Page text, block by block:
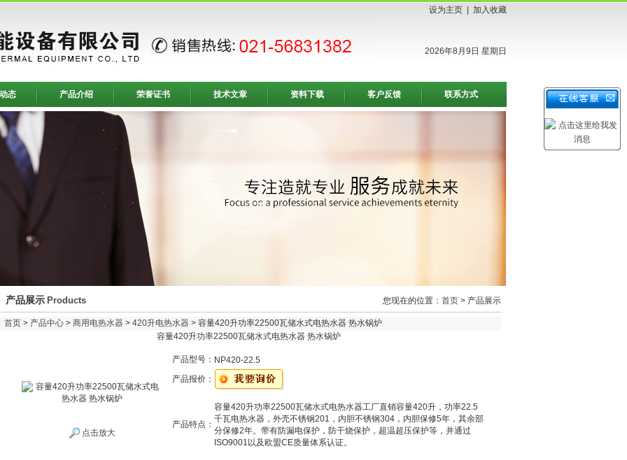
设为主页 加入收藏
2026年8月9日 星期日
态 产品介绍 荣誉证书 技术文章 资料下载 客户反馈 联系方式
产品展示 Products 您现在的位置： 首页 > 产品展示
首页 > 产品中心 > 商用电热水器 > 420升电热水器 > 容量420升功率22500瓦储水式电热水器 热水锅炉
容量420升功率22500瓦储水式电热水器 热水锅炉
点击放大
产品型号： NP420-22.5
产品报价：
产品特点：
容量420升功率22500瓦储水式电热水器工厂直销容量420升，功率22.5
千瓦电热水器，外壳不锈钢201，内胆不锈钢304，内胆保修5年，其余部
分保修2年。带有防漏电保护，防干烧保护，超温超压保护等，并通过
ISO9001以及欧盟CE质量体系认证。